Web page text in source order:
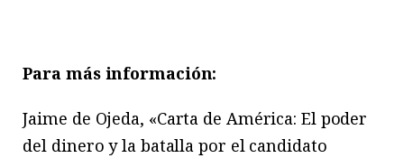
Para más información:
Jaime de Ojeda, «Carta de América: El poder
del dinero y la batalla por el candidato